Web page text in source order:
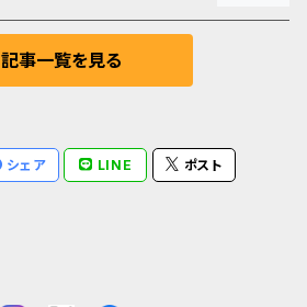
記事一覧を見る
シェア LINE ポスト